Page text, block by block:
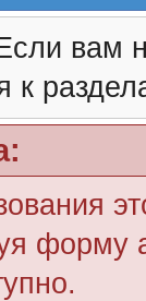
вам
к
форму